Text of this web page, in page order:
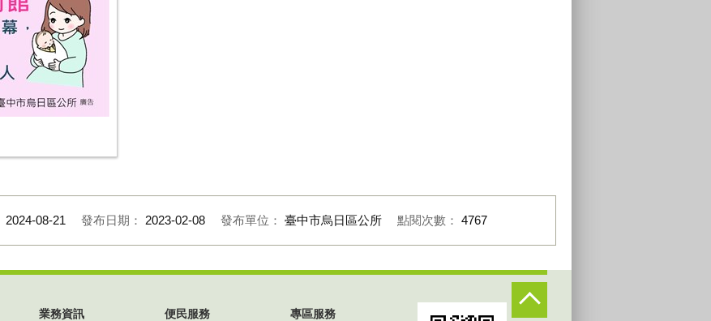
2024-08-21 發布日期： 2023-02-08 發布單位： 臺中市烏日區公所 點閱次數： 4767
業務資訊 便民服務 專區服務